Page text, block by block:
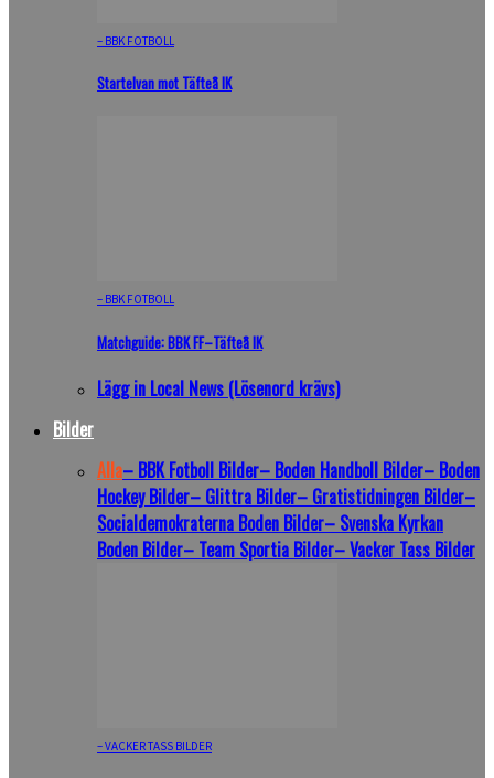
– BBK FOTBOLL
Startelvan mot Täfteå IK
– BBK FOTBOLL
Matchguide: BBK FF–Täfteå IK
Lägg in Local News (Lösenord krävs)
Bilder
Alla– BBK Fotboll Bilder– Boden Handboll Bilder– Boden
Hockey Bilder– Glittra Bilder– Gratistidningen Bilder–
Socialdemokraterna Boden Bilder– Svenska Kyrkan
Boden Bilder– Team Sportia Bilder– Vacker Tass Bilder
– VACKER TASS BILDER